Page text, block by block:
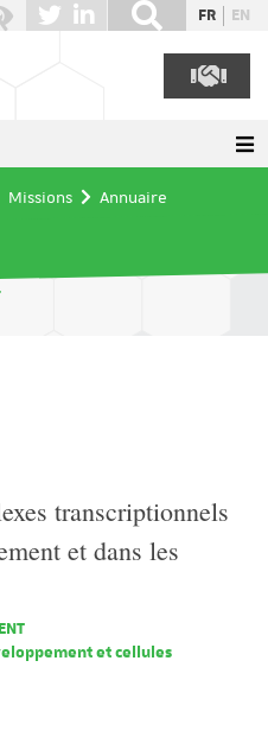
FR EN
Missions
Annuaire
transcriptionnels
et dans les
et cellules